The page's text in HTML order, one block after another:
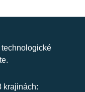
krajinách: